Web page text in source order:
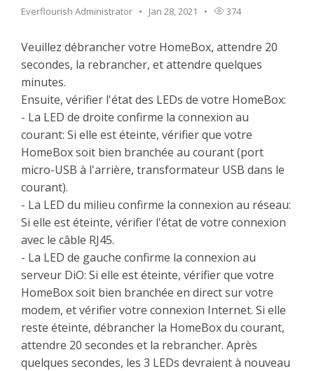
Everflourish Administrator Jan 28, 2021 374
Veuillez débrancher votre HomeBox, attendre 20
secondes, la rebrancher, et attendre quelques
minutes.
Ensuite, vérifier l'état des LEDs de votre HomeBox:
- La LED de droite confirme la connexion au
courant: Si elle est éteinte, vérifier que votre
HomeBox soit bien branchée au courant (port
micro-USB à l'arrière, transformateur USB dans le
courant).
- La LED du milieu confirme la connexion au réseau:
Si elle est éteinte, vérifier l'état de votre connexion
avec le câble RJ45.
- La LED de gauche confirme la connexion au
serveur DiO: Si elle est éteinte, vérifier que votre
HomeBox soit bien branchée en direct sur votre
modem, et vérifier votre connexion Internet. Si elle
reste éteinte, débrancher la HomeBox du courant,
attendre 20 secondes et la rebrancher. Après
quelques secondes, les 3 LEDs devraient à nouveau